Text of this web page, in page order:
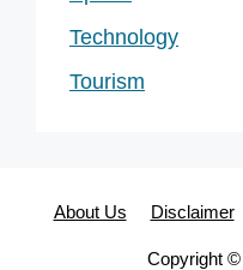
Technology
Tourism
About Us Disclaimer
Copyright ©